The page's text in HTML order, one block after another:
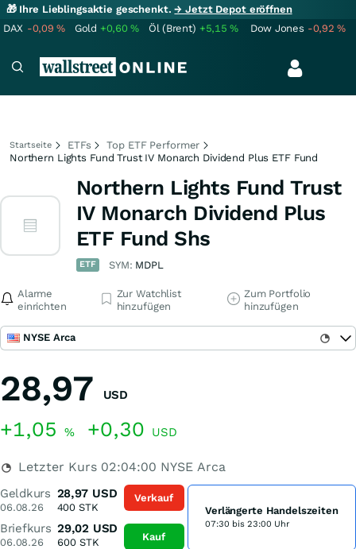
🎁 Ihre Lieblingsaktie geschenkt.→ Jetzt Depot eröffnen
DAX -0,09% Gold +0,60% Öl (Brent) +5,15% Dow Jones -0,92%
Startseite ETFs
Top ETF Performer
Northern Lights Fund Trust IV Monarch Dividend Plus ETF Fund
Northern Lights Fund Trust
IV Monarch Dividend Plus
ETF Fund Shs
ETF SYM: MDPL
Alarme
einrichten
Zur Watchlist
hinzufügen
Zum Portfolio
hinzufügen
NYSE Arca
28,97 USD
+1,05 % +0,30 USD
Letzter Kurs 02:04:00 NYSE Arca
Geldkurs
06.08.26
28,97 USD
400 STK
Briefkurs
06.08.26
29,02 USD
600STK
Verkauf
Kauf
Verlängerte Handelszeiten
07:30 bis 23:00 Uhr